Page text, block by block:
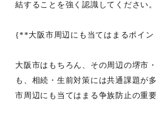
結することを強く認識してください。
{**大阪市周辺にも当てはまるポイ
大阪市はもちろん、その周辺の堺市
も、相続・生前対策には共通課題が
市周辺にも当てはまる争族防止の重